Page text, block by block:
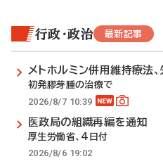
行政・政治 最新記事
メトホルミン併用維持療法
初発膠芽腫の治療で
2026/8/7 10:39
医政局の組織再編を通知
厚生労働省、4日付
2026/8/6 19:02